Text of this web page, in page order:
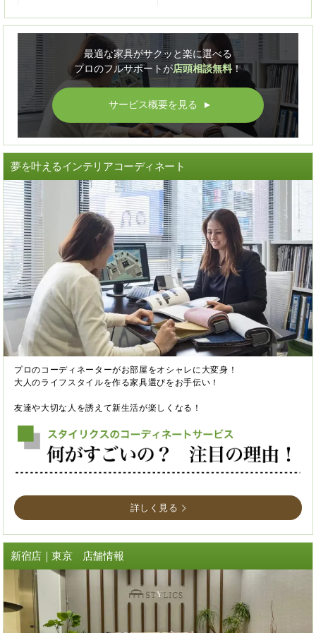
最適な家具がサクッと楽に選べる
プロのフルサポートが店頭相談無料！
サービス概要を見る ▲
夢を叶えるインテリアコーディネート
プロのコーディネーターがお部屋をオシャレに大変身！
大人のライフスタイルを作る家具選びをお手伝い！
友達や大切な人を誘えて新生活が楽しくなる！
詳しく見る
新宿店｜東京 店舗情報